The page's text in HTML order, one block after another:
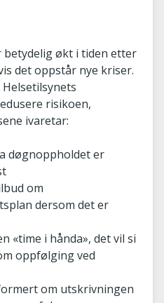
betydelig økt i tiden etter
det oppstår nye kriser.
risikoen,
ivaretar:
døgnoppholdet er
om
dersom det er
«time i hånda», det vil si
oppfølging ved
om utskrivningen